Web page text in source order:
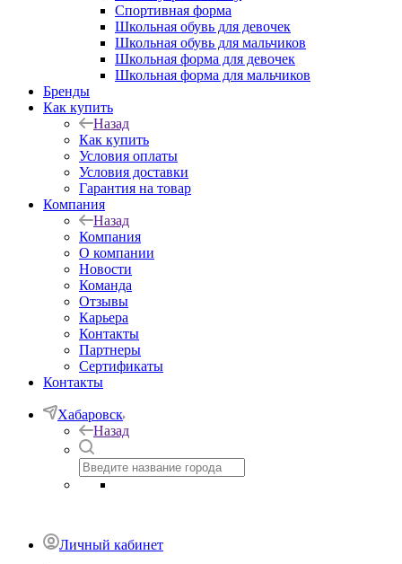
Спортивная форма
Школьная обувь для девочек
Школьная обувь для мальчиков
Школьная форма для девочек
Школьная форма для мальчиков
Бренды
Как купить
Назад
Как купить
Условия оплаты
Условия доставки
Гарантия на товар
Компания
Назад
Компания
О компании
Новости
Команда
Отзывы
Карьера
Контакты
Партнеры
Сертификаты
Контакты
Хабаровск
Назад
Личный кабинет